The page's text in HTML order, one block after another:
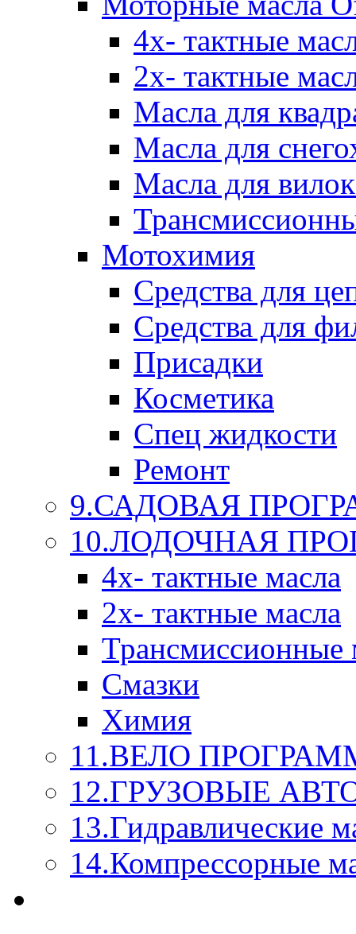
4х- тактные
2х- тактные
Масла для
Масла для
Масла для
Мотохимия
Средства для
Средства для
Присадки
Косметика
Спец жидкости
Ремонт
9.САДОВАЯ
10.ЛОДОЧНАЯ
4х- тактные масла
2х- тактные масла
Трансмиссионные
Смазки
Химия
11.ВЕЛО
12.ГРУЗОВЫЕ
13.Гидравлические
14.Компрессорные